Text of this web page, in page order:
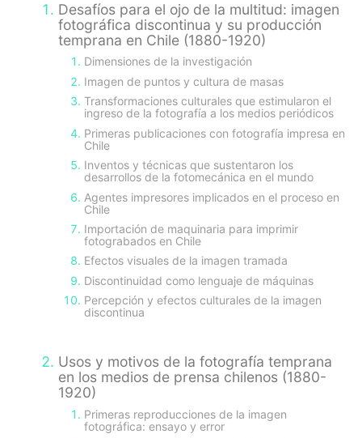
Desafíos para el ojo de la multitud: imagen
fotográfica discontinua y su producción
temprana en Chile (1880-1920)
Dimensiones de la investigación
Imagen de puntos y cultura de masas
Transformaciones culturales que estimularon el
ingreso de la fotografía a los medios periódicos
Primeras publicaciones con fotografía impresa en
Chile
Inventos y técnicas que sustentaron los
desarrollos de la fotomecánica en el mundo
Agentes impresores implicados en el proceso en
Chile
Importación de maquinaria para imprimir
fotograbados en Chile
Efectos visuales de la imagen tramada
Discontinuidad como lenguaje de máquinas
Percepción y efectos culturales de la imagen
discontinua
Usos y motivos de la fotografía temprana
en los medios de prensa chilenos (1880-
1920)
Primeras reproducciones de la imagen
fotográfica: ensayo y error